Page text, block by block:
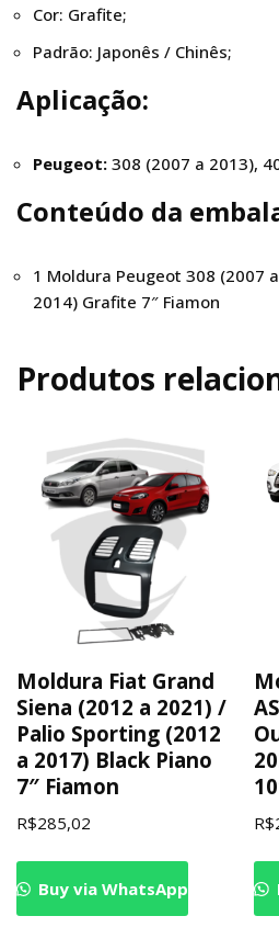
Cor: Grafite;
Padrão: Japonês / Chinês;
Aplicação:
Peugeot: 308 (2007 a 2013),
Conteúdo da
1 Moldura Peugeot 308 (2007
2014) Grafite 7″ Fiamon
Produtos
Moldura Fiat Grand
Siena (2012 a 2021) /
Palio Sporting (2012
a 2017) Black Piano
7″ Fiamon
R$285,02
Buy via WhatsApp
R$